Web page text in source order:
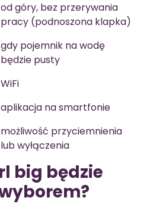
od góry, bez przerywania
pracy (podnoszona klapka)
gdy pojemnik na wodę
będzie pusty
WiFi
aplikacja na smartfonie
możliwość przyciemnienia
lub wyłączenia
big będzie